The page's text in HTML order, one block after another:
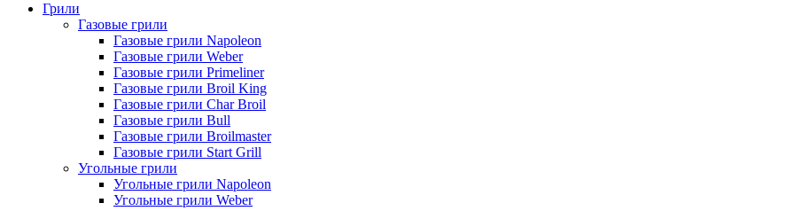
Грили
Газовые грили
Газовые грили Napoleon
Газовые грили Weber
Газовые грили Primeliner
Газовые грили Broil King
Газовые грили Char Broil
Газовые грили Bull
Газовые грили Broilmaster
Газовые грили Start Grill
Угольные грили
Угольные грили Napoleon
Угольные грили Weber